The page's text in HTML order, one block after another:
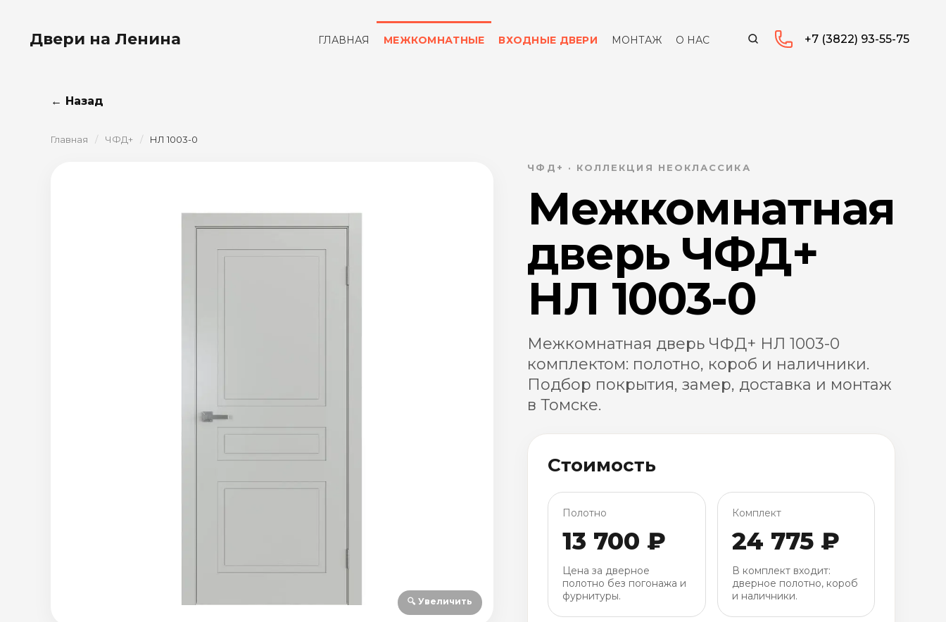
Двери на Ленина ГЛАВНАЯ МЕЖКОМНАТНЫЕ ВХОДНЫЕ ДВЕРИ МОНТАЖ О НАС +7 (3822) 93-55-75
← Назад
Главная / ЧФД+ / НЛ 1003-0
🔍 Увеличить
ЧФД+ · КОЛЛЕКЦИЯ НЕОКЛАССИКА
Межкомнатная
дверь ЧФД+
НЛ 1003-0
Межкомнатная дверь ЧФД+ НЛ 1003-0
комплектом: полотно, короб и наличники.
Подбор покрытия, замер, доставка и монтаж
в Томске.
Стоимость
Полотно
13 700 ₽
Цена за дверное
полотно без погонажа и
фурнитуры.
Комплект
24 775 ₽
В комплект входит:
дверное полотно, короб
и наличники.